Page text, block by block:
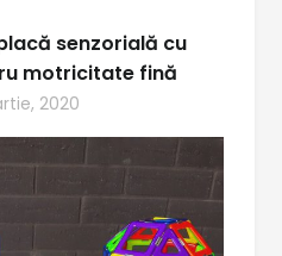
senzorială cu
motricitate fină
2020